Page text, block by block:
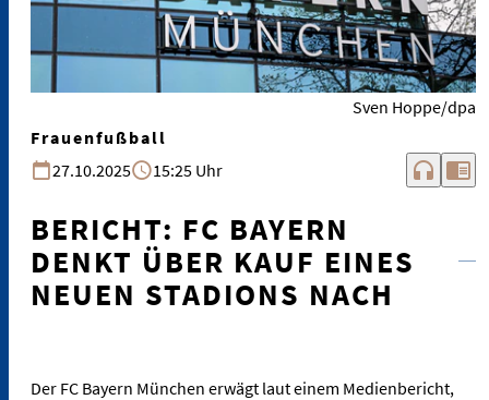
Sven Hoppe/dpa
Frauenfußball
27.10.2025
15:25 Uhr headphones chrome_reader_mode
BERICHT: FC BAYERN
DENKT ÜBER KAUF EINES
NEUEN STADIONS NACH
Der FC Bayern München erwägt laut einem Medienbericht,